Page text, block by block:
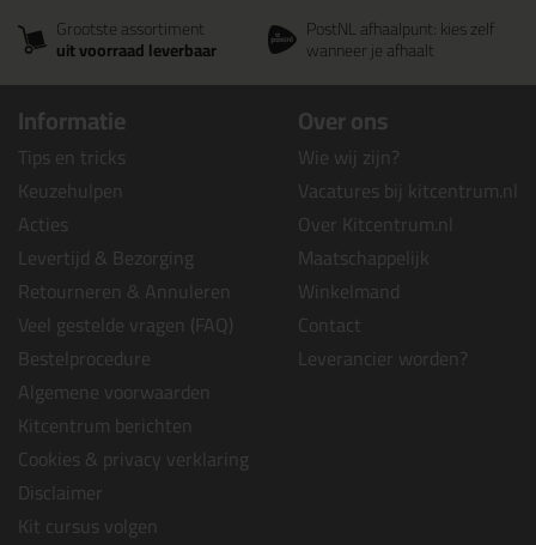
Grootste assortiment
uit voorraad leverbaar
PostNL afhaalpunt: kies zelf
wanneer je afhaalt
Informatie
Tips en tricks
Keuzehulpen
Acties
Levertijd & Bezorging
Retourneren & Annuleren
Veel gestelde vragen (FAQ)
Bestelprocedure
Algemene voorwaarden
Kitcentrum berichten
Cookies & privacy verklaring
Disclaimer
Kit cursus volgen
Over ons
Wie wij zijn?
Vacatures bij kitcentrum.nl
Over Kitcentrum.nl
Maatschappelijk
Winkelmand
Contact
Leverancier worden?